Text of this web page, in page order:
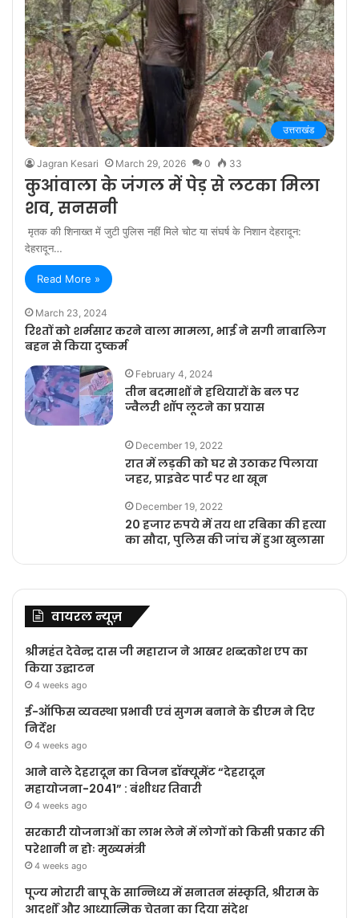
उत्तराखंड
Jagran Kesari March 29, 2026 0 33
कुआंवाला के जंगल में पेड़ से लटका मिला
शव, सनसनी
मृतक की शिनाख्त में जुटी पुलिस नहीं मिले चोट या संघर्ष के निशान देहरादून:
देहरादून…
Read More »
March 23, 2024
रिश्तों को शर्मसार करने वाला मामला, भाई ने सगी नाबालिग
बहन से किया दुष्कर्म
February 4, 2024
तीन बदमाशों ने हथियारों के बल पर
ज्वैलरी शॉप लूटने का प्रयास
December 19, 2022
रात में लड़की को घर से उठाकर पिलाया
जहर, प्राइवेट पार्ट पर था खून
December 19, 2022
20 हजार रुपये में तय था रबिका की हत्या
का सौदा, पुलिस की जांच में हुआ खुलासा
वायरल न्यूज़
श्रीमहंत देवेन्द्र दास जी महाराज ने आखर शब्दकोश एप का
किया उद्घाटन
4 weeks ago
ई-ऑफिस व्यवस्था प्रभावी एवं सुगम बनाने के डीएम ने दिए
निर्देश
4 weeks ago
आने वाले देहरादून का विजन डॉक्यूमेंट “देहरादून
महायोजना-2041” : बंशीधर तिवारी
4 weeks ago
सरकारी योजनाओं का लाभ लेने में लोगों को किसी प्रकार की
परेशानी न होः मुख्यमंत्री
4 weeks ago
पूज्य मोरारी बापू के सान्निध्य में सनातन संस्कृति, श्रीराम के
आदर्शों और आध्यात्मिक चेतना का दिया संदेश